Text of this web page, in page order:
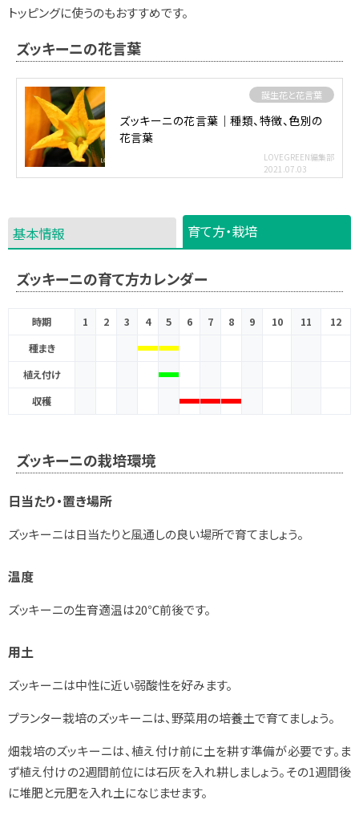
トッピングに使うのもおすすめです。
ズッキーニの花言葉
誕生花と花言葉
ズッキーニの花言葉｜種類、特徴、色別の
花言葉
LOVEGREEN編集部
2021.07.03
基本情報 育て方・栽培
ズッキーニの育て方カレンダー
時期 1 2 3 4 5 6 7 8 9 10 11
12
種まき
植え付け
収穫
ズッキーニの栽培環境
日当たり・置き場所
ズッキーニは日当たりと風通しの良い場所で育てましょう。
温度
ズッキーニの生育適温は20℃前後です。
用土
ズッキーニは中性に近い弱酸性を好みます。
プランター栽培のズッキーニは、野菜用の培養土で育てましょう。
畑栽培のズッキーニは、植え付け前に土を耕す準備が必要です。ま
ず植え付けの2週間前位には石灰を入れ耕しましょう。その1週間後
に堆肥と元肥を入れ土になじませます。